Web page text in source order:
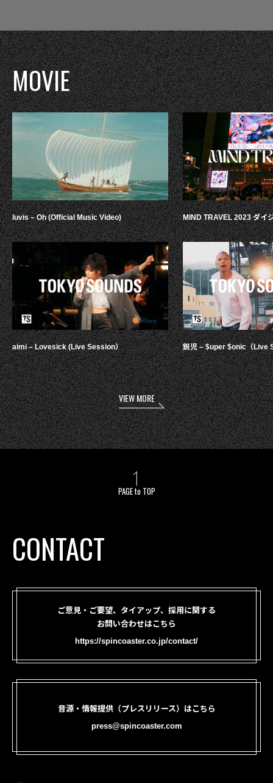
MOVIE
luvis – Oh (Official Music Video)
aimi – Lovesick (Live Session）
MIND TRAVEL 2023 ダイ
鋭児 – $uper $onic（Live
VIEW MORE
PAGE to TOP
CONTACT
ご意見・ご要望、タイアップ、採用に関する
お問い合わせはこちら
https://spincoaster.co.jp/contact/
音源・情報提供（プレスリリース）はこちら
press@spincoaster.com